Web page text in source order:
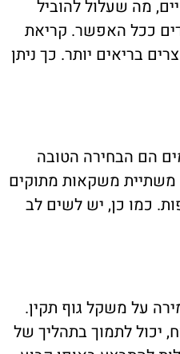
מה שעלול להוביל
ככל האפשר. קריאת
בריאים יותר. כך ניתן
הם הבחירה הטובה
משתיית משקאות מתוקים
כמו כן, יש לשים לב
על משקל גוף תקין.
יכול לתמוך בתהליך של